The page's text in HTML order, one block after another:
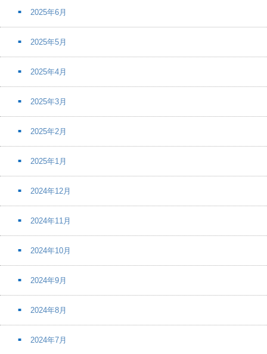
2025年6月
2025年5月
2025年4月
2025年3月
2025年2月
2025年1月
2024年12月
2024年11月
2024年10月
2024年9月
2024年8月
2024年7月